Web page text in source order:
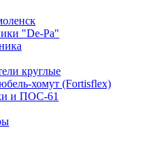
"De-Pa"
круглые
хомут (Fortisflex)
и ПОС-61